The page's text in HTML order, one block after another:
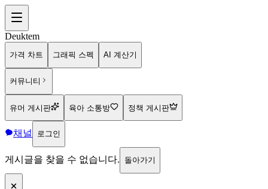
Deuktem
가격 차트 그래픽 스펙 AI 계산기
커뮤니티
유머 게시판 육아 소통방 정책 게시판
채널 로그인
게시글을 찾을 수 없습니다. 돌아가기